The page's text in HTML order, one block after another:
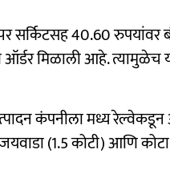
सर्किटसह 40.60
ऑर्डर मिळाली आहे.
कंपनीला मध्य
(1.5 कोटी) आणि